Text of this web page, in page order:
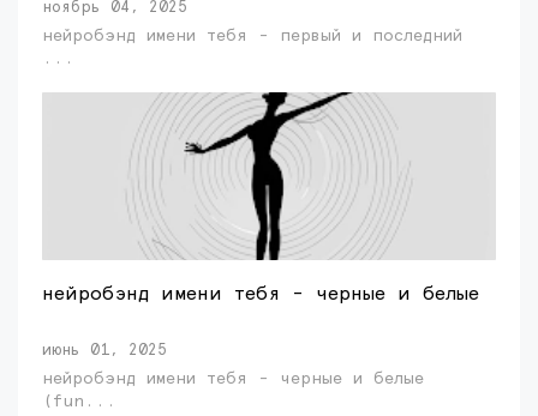
ноябрь 04, 2025
нейробэнд имени тебя - первый и последний
...
нейробэнд имени тебя - черные и белые
июнь 01, 2025
нейробэнд имени тебя - черные и белые
(fun...